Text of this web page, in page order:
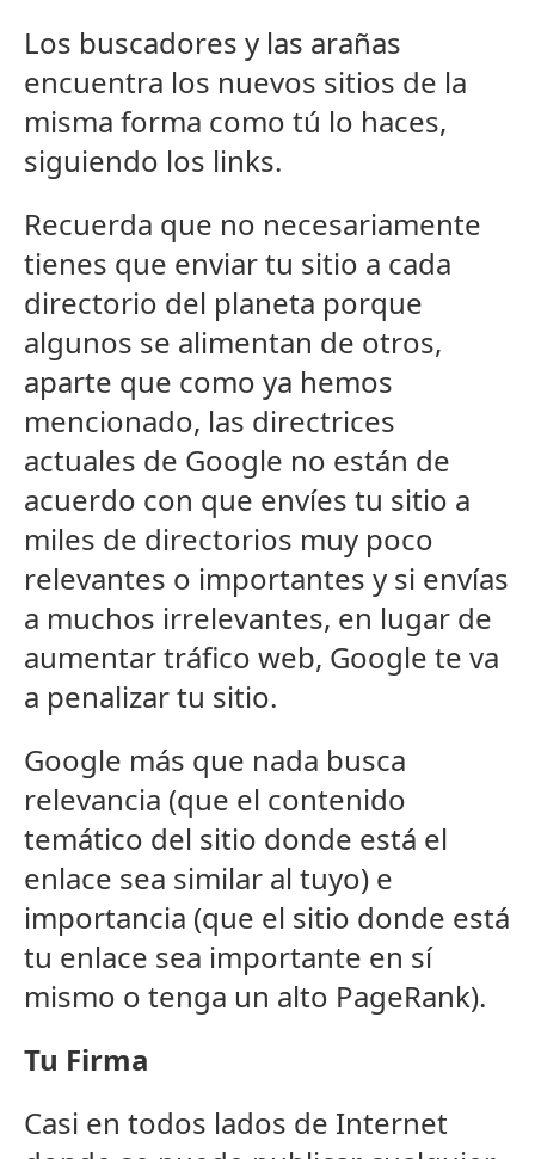
Los buscadores y las arañas
encuentra los nuevos sitios de la
misma forma como tú lo haces,
siguiendo los links.
Recuerda que no necesariamente
tienes que enviar tu sitio a cada
directorio del planeta porque
algunos se alimentan de otros,
aparte que como ya hemos
mencionado, las directrices
actuales de Google no están de
acuerdo con que envíes tu sitio a
miles de directorios muy poco
relevantes o importantes y si envías
a muchos irrelevantes, en lugar de
aumentar tráfico web, Google te va
a penalizar tu sitio.
Google más que nada busca
relevancia (que el contenido
temático del sitio donde está el
enlace sea similar al tuyo) e
importancia (que el sitio donde está
tu enlace sea importante en sí
mismo o tenga un alto PageRank).
Tu Firma
Casi en todos lados de Internet